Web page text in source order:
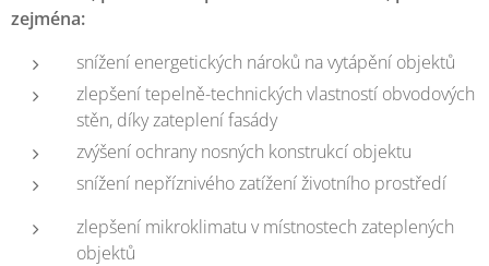
zejména:
snížení energetických nároků na vytápění objektů
zlepšení tepelně-technických vlastností obvodových
stěn, díky zateplení fasády
zvýšení ochrany nosných konstrukcí objektu
snížení nepříznivého zatížení životního prostředí
zlepšení mikroklimatu v místnostech zateplených
objektů